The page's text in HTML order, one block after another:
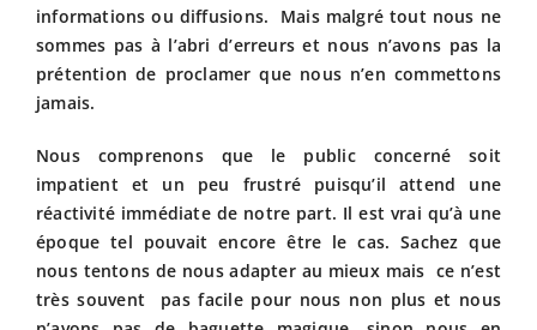
informations ou diffusions. Mais malgré tout nous ne
sommes pas à l’abri d’erreurs et nous n’avons pas la
prétention de proclamer que nous n’en commettons
jamais.
Nous comprenons que le public concerné soit
impatient et un peu frustré puisqu’il attend une
réactivité immédiate de notre part. Il est vrai qu’à une
époque tel pouvait encore être le cas. Sachez que
nous tentons de nous adapter au mieux mais ce n’est
très souvent pas facile pour nous non plus et nous